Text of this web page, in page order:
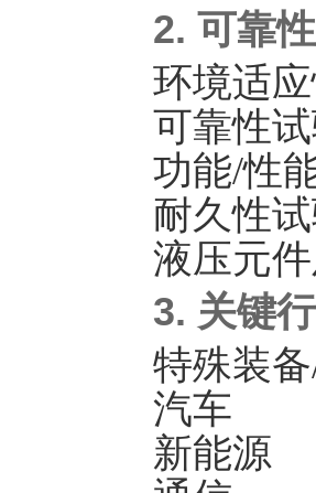
2. 可靠
环境适
可靠性
功能/性
耐久性
液压元
3. 关键
特殊装
汽车
新能源